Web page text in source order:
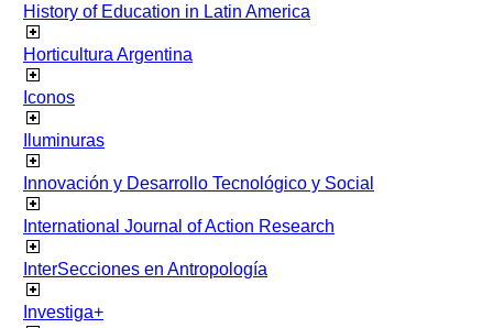
History of Education in Latin America
Horticultura Argentina
Iconos
Iluminuras
Innovación y Desarrollo Tecnológico y Social
International Journal of Action Research
InterSecciones en Antropología
Investiga+